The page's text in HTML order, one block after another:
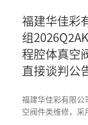
福建华佳彩
组
程腔体真空
直接谈判公
福建华佳彩有限公
空阀件类维修，